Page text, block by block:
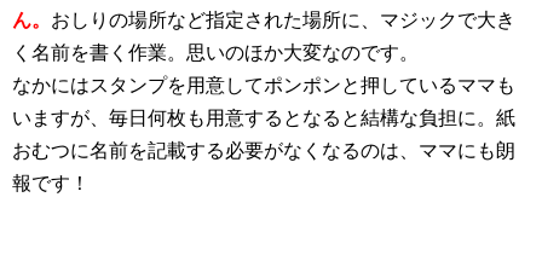
ん。 おしりの場所など指定された場所に、マジックで大き
く名前を書く作業。思いのほか大変なのです。
なかにはスタンプを用意してポンポンと押しているママも
いますが、毎日何枚も用意するとなると結構な負担に。紙
おむつに名前を記載する必要がなくなるのは、ママにも朗
報です！